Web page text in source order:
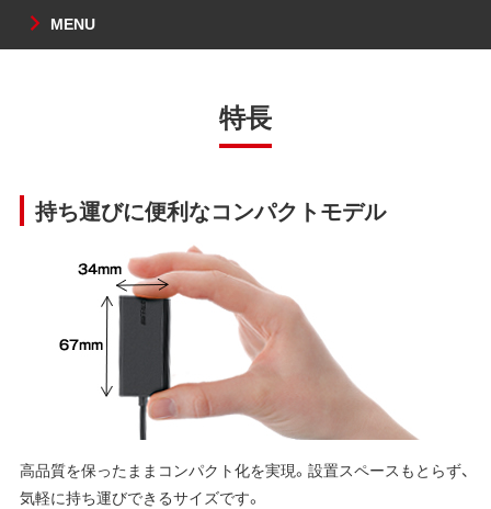
MENU
特長
持ち運びに便利なコンパクトモデル
高品質を保ったままコンパクト化を実現。設置スペースもとらず、
気軽に持ち運びできるサイズです。